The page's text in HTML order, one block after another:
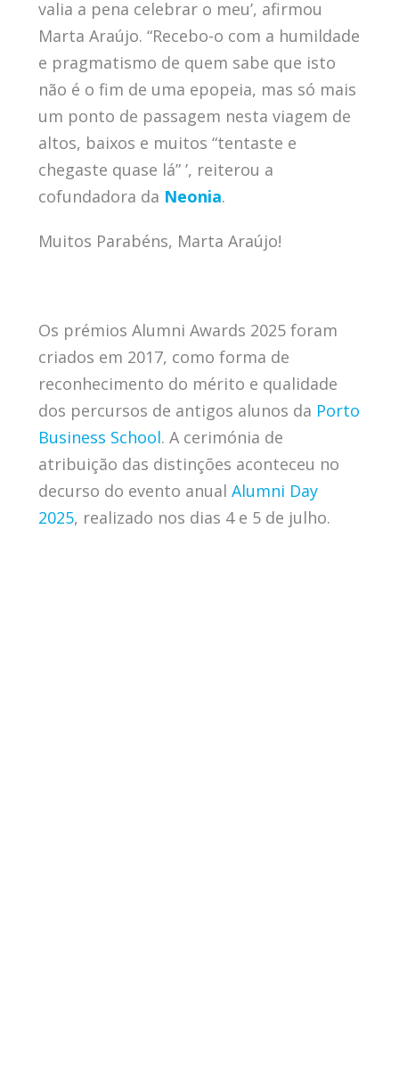
valia a pena celebrar o meu’, afirmou
Marta Araújo. “Recebo-o com a humildade
e pragmatismo de quem sabe que isto
não é o fim de uma epopeia, mas só mais
um ponto de passagem nesta viagem de
altos, baixos e muitos “tentaste e
chegaste quase lá” ’, reiterou a
cofundadora da Neonia.
Muitos Parabéns, Marta Araújo!
Os prémios Alumni Awards 2025 foram
criados em 2017, como forma de
reconhecimento do mérito e qualidade
dos percursos de antigos alunos da Porto
Business School. A cerimónia de
atribuição das distinções aconteceu no
decurso do evento anual Alumni Day
2025, realizado nos dias 4 e 5 de julho.